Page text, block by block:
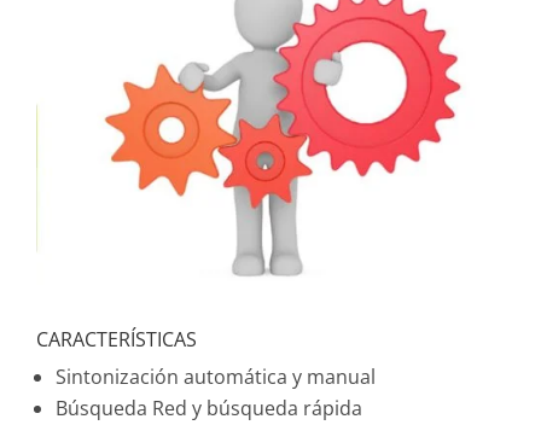
CARACTERÍSTICAS
Sintonización automática y manual
Búsqueda Red y búsqueda rápida